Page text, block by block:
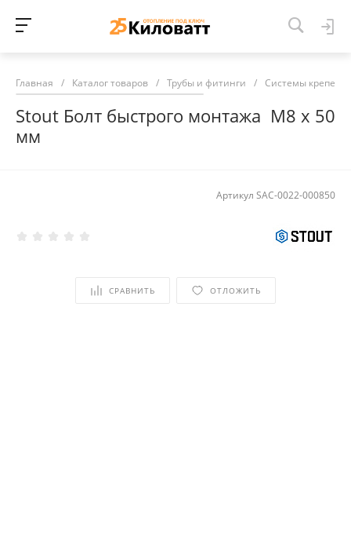
Главная / Каталог товаров / Трубы и фитинги / Системы крепежа
Stout Болт быстрого монтажа М8 х 50
мм
Артикул SAC-0022-000850
СРАВНИТЬ ОТЛОЖИТЬ